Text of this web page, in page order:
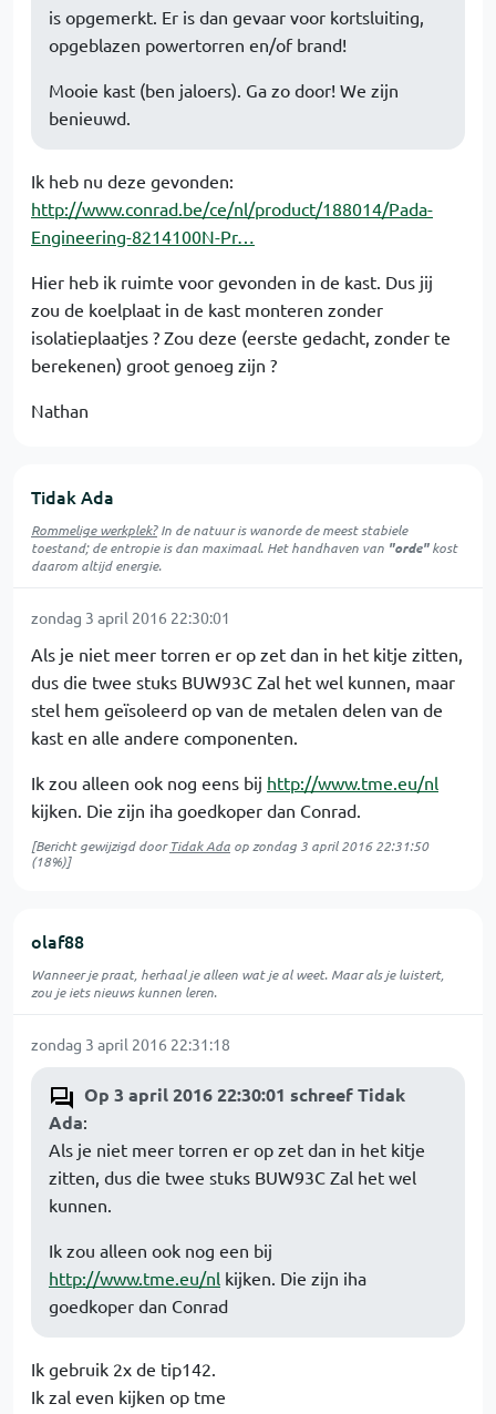
is opgemerkt. Er is dan gevaar voor kortsluiting,
opgeblazen powertorren en/of brand!
Mooie kast (ben jaloers). Ga zo door! We zijn
benieuwd.
Ik heb nu deze gevonden:
http://www.conrad.be/ce/nl/product/188014/Pada-
Engineering-8214100N-Pr…
Hier heb ik ruimte voor gevonden in de kast. Dus jij
zou de koelplaat in de kast monteren zonder
isolatieplaatjes ? Zou deze (eerste gedacht, zonder te
berekenen) groot genoeg zijn ?
Nathan
Tidak Ada
Rommelige werkplek?In de natuur iswanordede meest stabiele
toestand; de entropie is dan maximaal. Het handhaven van "orde"kost
daarom altijd energie.
zondag 3 april 2016 22:30:01
Als je niet meer torren er op zet dan in het kitje zitten,
dus die twee stuks BUW93C Zal het wel kunnen, maar
stel hem geïsoleerd op van de metalen delen van de
kast en alle andere componenten.
Ik zou alleen ook nog eens bij http://www.tme.eu/nl
kijken. Die zijn iha goedkoper dan Conrad.
[Bericht gewijzigd doorTidak Ada op zondag 3 april 2016 22:31:50
(18%)]
olaf88
Wanneer je praat, herhaal je alleen wat je al weet. Maar als je luistert,
zou je iets nieuws kunnen leren.
zondag 3 april 2016 22:31:18
Op 3 april 2016 22:30:01 schreef Tidak
Ada:
Als je niet meer torren er op zet dan in het kitje
zitten, dus die twee stuks BUW93C Zal het wel
kunnen.
Ik zou alleen ook nog een bij
http://www.tme.eu/nl kijken. Die zijn iha
goedkoper dan Conrad
Ik gebruik 2x de tip142.
Ik zal even kijken op tme